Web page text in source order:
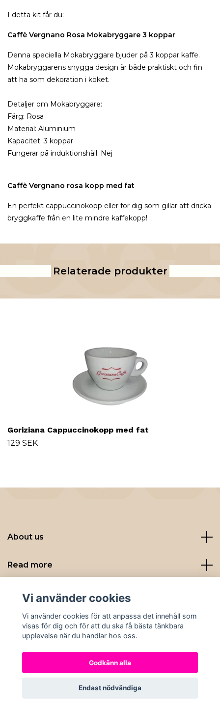
I detta kit får du:
Caffè Vergnano Rosa Mokabryggare 3 koppar
Denna speciella Mokabryggare bjuder på 3 koppar kaffe.
Mokabryggarens snygga design är både praktiskt och fin
att ha som dekoration i köket.
Detaljer om Mokabryggare:
Färg: Rosa
Material: Aluminium
Kapacitet: 3 koppar
Fungerar på induktionshäll: Nej
Caffè Vergnano rosa kopp med fat
En perfekt cappuccinokopp eller för dig som gillar att dricka
bryggkaffe från en lite mindre kaffekopp!
Relaterade produkter
Goriziana Cappuccinokopp med fat
129 SEK
About us
Read more
Sociala medier
© 2026 Nybryggt
Vi använder cookies
Vi använder cookies för att anpassa det innehåll som
visas för dig och för att du ska få bästa tänkbara
upplevelse när du handlar hos oss.
Godkänn alla
Endast nödvändiga